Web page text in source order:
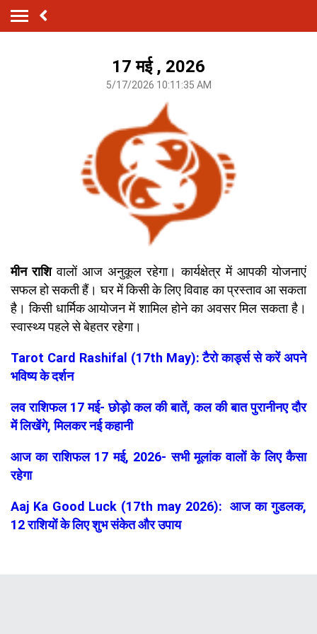
17 मई , 2026
5/17/2026 10:11:35 AM
मीन राशिवालों आज अनुकूल रहेगा। कार्यक्षेत्र में आपकी योजनाएं
सफल हो सकती हैं। घर में किसी के लिए विवाह का प्रस्ताव आ सकता
है। किसी धार्मिक आयोजन में शामिल होने का अवसर मिल सकता है।
स्वास्थ्य पहले से बेहतर रहेगा।
Tarot Card Rashifal (17th May): टैरो कार्ड्स से करें अपने
भविष्य के दर्शन
लव राशिफल 17 मई- छोड़ो कल की बातें, कल की बात पुरानीनए दौर
में लिखेंगे, मिलकर नई कहानी
आज का राशिफल 17 मई, 2026- सभी मूलांक वालों के लिए कैसा
रहेगा
Aaj Ka Good Luck (17th may 2026): आज का गुडलक,
12 राशियों के लिए शुभ संकेत और उपाय